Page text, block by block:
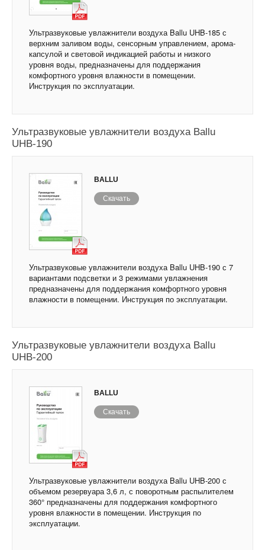
Ультразвуковые увлажнители воздуха Ballu UHB-185 с
верхним заливом воды, сенсорным управлением, арома-
капсулой и световой индикацией работы и низкого
уровня воды, предназначены для поддержания
комфортного уровня влажности в помещении.
Инструкция по эксплуатации.
Ультразвуковые увлажнители воздуха Ballu
UHB-190
BALLU
Скачать
Ультразвуковые увлажнители воздуха Ballu UHB-190 с 7
вариантами подсветки и 3 режимами увлажнения
предназначены для поддержания комфортного уровня
влажности в помещении. Инструкция по эксплуатации.
Ультразвуковые увлажнители воздуха Ballu
UHB-200
BALLU
Скачать
Ультразвуковые увлажнители воздуха Ballu UHB-200 с
объемом резервуара 3,6 л, с поворотным распылителем
360° предназначены для поддержания комфортного
уровня влажности в помещении. Инструкция по
эксплуатации.